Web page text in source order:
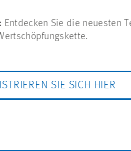
Entdecken Sie die neuesten
SIE SICH HIER